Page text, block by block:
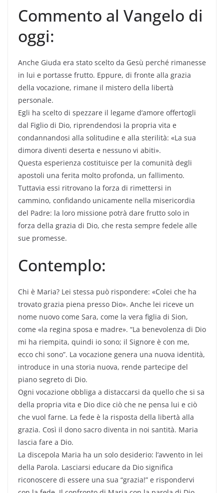
Commento al Vangelo di
oggi:
Anche Giuda era stato scelto da Gesù perché rimanesse
in lui e portasse frutto. Eppure, di fronte alla grazia
della vocazione, rimane il mistero della libertà
personale.
Egli ha scelto di spezzare il legame d’amore offertogli
dal Figlio di Dio, riprendendosi la propria vita e
condannandosi alla solitudine e alla sterilità: «La sua
dimora diventi deserta e nessuno vi abiti».
Questa esperienza costituisce per la comunità degli
apostoli una ferita molto profonda, un fallimento.
Tuttavia essi ritrovano la forza di rimettersi in
cammino, confidando unicamente nella misericordia
del Padre: la loro missione potrà dare frutto solo in
forza della grazia di Dio, che resta sempre fedele alle
sue promesse.
Contemplo:
Chi è Maria? Lei stessa può rispondere: «Colei che ha
trovato grazia piena presso Dio». Anche lei riceve un
nome nuovo come Sara, come la vera figlia di Sion,
come «la regina sposa e madre». “La benevolenza di Dio
mi ha riempita, quindi io sono; il Signore è con me,
ecco chi sono”. La vocazione genera una nuova identità,
introduce in una storia nuova, rende partecipe del
piano segreto di Dio.
Ogni vocazione obbliga a distaccarsi da quello che si sa
della propria vita e Dio dice ciò che ne pensa lui e ciò
che vuol farne. La fede è la risposta della libertà alla
grazia. Così il dono sacro diventa in noi santità. Maria
lascia fare a Dio.
La discepola Maria ha un solo desiderio: l’avvento in lei
della Parola. Lasciarsi educare da Dio significa
riconoscere di essere una sua “grazia!” e rispondervi